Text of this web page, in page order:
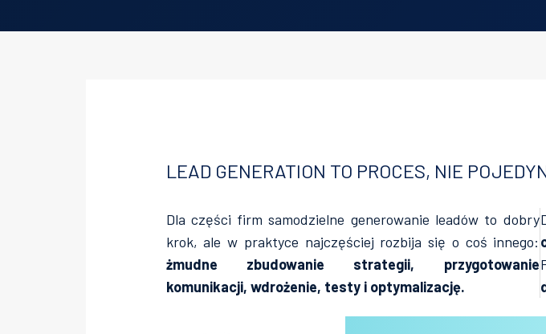
LEAD GENERATION TO PROCES, NIE
Dla części firm samodzielne generowanie leadów to dobry
krok, ale w praktyce najczęściej rozbija się o coś innego:
żmudne zbudowanie strategii, przygotowanie
komunikacji, wdrożenie, testy i optymalizację.